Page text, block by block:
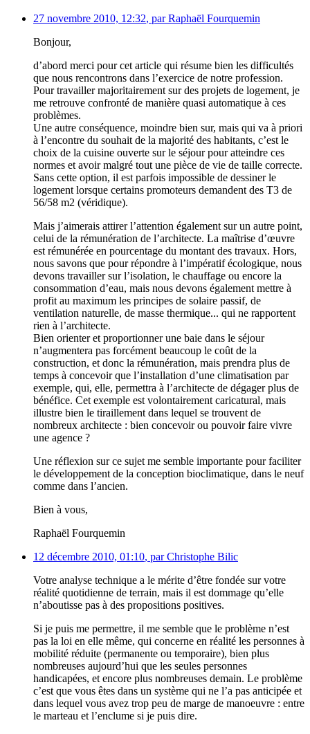
27 novembre 2010, 12:32, parRaphaël Fourquemin
Bonjour,
d’abord merci pour cet article qui résume bien les difficultés
que nous rencontrons dans l’exercice de notre profession.
Pour travailler majoritairement sur des projets de logement, je
me retrouve confronté de manière quasi automatique à ces
problèmes.
Une autre conséquence, moindre bien sur, mais qui va à priori
à l’encontre du souhait de la majorité des habitants, c’est le
choix de la cuisine ouverte sur le séjour pour atteindre ces
normes et avoir malgré tout une pièce de vie de taille correcte.
Sans cette option, il est parfois impossible de dessiner le
logement lorsque certains promoteurs demandent des T3 de
56/58 m2 (véridique).
Mais j’aimerais attirer l’attention également sur un autre point,
celui de la rémunération de l’architecte. La maîtrise d’œuvre
est rémunérée en pourcentage du montant des travaux. Hors,
nous savons que pour répondre à l’impératif écologique, nous
devons travailler sur l’isolation, le chauffage ou encore la
consommation d’eau, mais nous devons également mettre à
profit au maximum les principes de solaire passif, de
ventilation naturelle, de masse thermique... qui ne rapportent
rien à l’architecte.
Bien orienter et proportionner une baie dans le séjour
n’augmentera pas forcément beaucoup le coût de la
construction, et donc la rémunération, mais prendra plus de
temps à concevoir que l’installation d’une climatisation par
exemple, qui, elle, permettra à l’architecte de dégager plus de
bénéfice. Cet exemple est volontairement caricatural, mais
illustre bien le tiraillement dans lequel se trouvent de
nombreux architecte : bien concevoir ou pouvoir faire vivre
une agence ?
Une réflexion sur ce sujet me semble importante pour faciliter
le développement de la conception bioclimatique, dans le neuf
comme dans l’ancien.
Bien à vous,
Raphaël Fourquemin
12 décembre 2010, 01:10, parChristophe Bilic
Votre analyse technique a le mérite d’être fondée sur votre
réalité quotidienne de terrain, mais il est dommage qu’elle
n’aboutisse pas à des propositions positives.
Si je puis me permettre, il me semble que le problème n’est
pas la loi en elle même, qui concerne en réalité les personnes à
mobilité réduite (permanente ou temporaire), bien plus
nombreuses aujourd’hui que les seules personnes
handicapées, et encore plus nombreuses demain. Le problème
c’est que vous êtes dans un système qui ne l’a pas anticipée et
dans lequel vous avez trop peu de marge de manoeuvre : entre
le marteau et l’enclume si je puis dire.